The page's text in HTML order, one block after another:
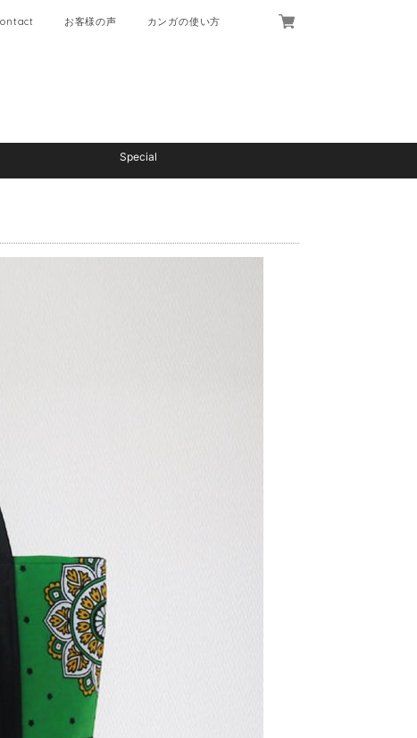
お客様の声 カンガの使い方
Special